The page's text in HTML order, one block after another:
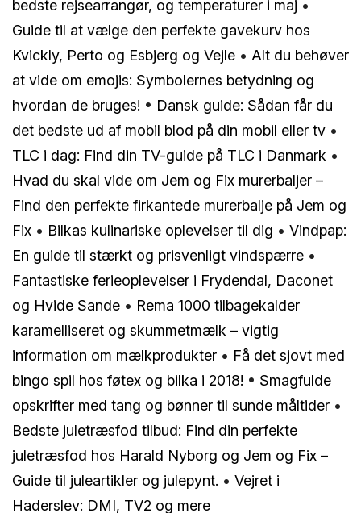
bedste rejsearrangør, og temperaturer i maj •
Guide til at vælge den perfekte gavekurv hos
Kvickly, Perto og Esbjerg og Vejle • Alt du behøver
at vide om emojis: Symbolernes betydning og
hvordan de bruges! • Dansk guide: Sådan får du
det bedste ud af mobil blod på din mobil eller tv •
TLC i dag: Find din TV-guide på TLC i Danmark •
Hvad du skal vide om Jem og Fix murerbaljer –
Find den perfekte firkantede murerbalje på Jem og
Fix • Bilkas kulinariske oplevelser til dig • Vindpap:
En guide til stærkt og prisvenligt vindspærre •
Fantastiske ferieoplevelser i Frydendal, Daconet
og Hvide Sande • Rema 1000 tilbagekalder
karamelliseret og skummetmælk – vigtig
information om mælkprodukter • Få det sjovt med
bingo spil hos føtex og bilka i 2018! • Smagfulde
opskrifter med tang og bønner til sunde måltider •
Bedste juletræsfod tilbud: Find din perfekte
juletræsfod hos Harald Nyborg og Jem og Fix –
Guide til juleartikler og julepynt. • Vejret i
Haderslev: DMI, TV2 og mere